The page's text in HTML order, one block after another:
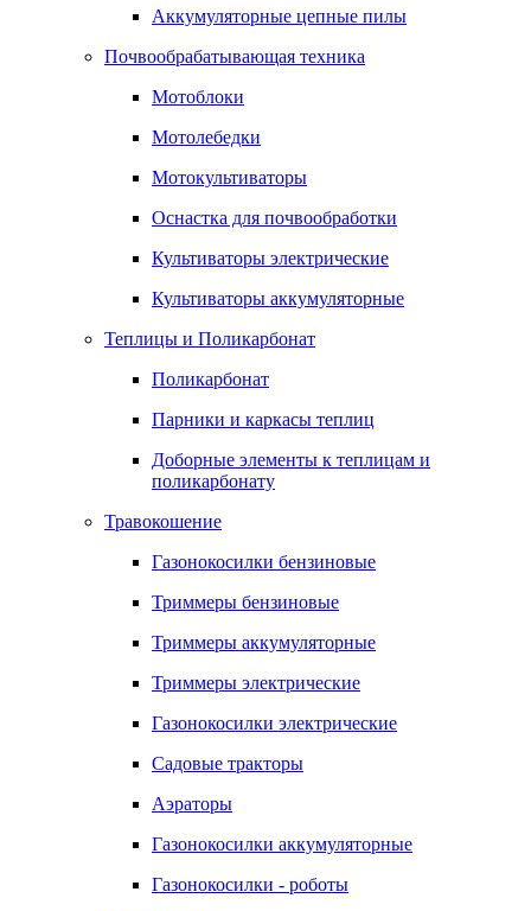
Аккумуляторные цепные пилы
Почвообрабатывающая техника
Мотоблоки
Мотолебедки
Мотокультиваторы
Оснастка для почвообработки
Культиваторы электрические
Культиваторы аккумуляторные
Теплицы и Поликарбонат
Поликарбонат
Парники и каркасы теплиц
Доборные элементы к теплицам и
поликарбонату
Травокошение
Газонокосилки бензиновые
Триммеры бензиновые
Триммеры аккумуляторные
Триммеры электрические
Газонокосилки электрические
Садовые тракторы
Аэраторы
Газонокосилки аккумуляторные
Газонокосилки - роботы